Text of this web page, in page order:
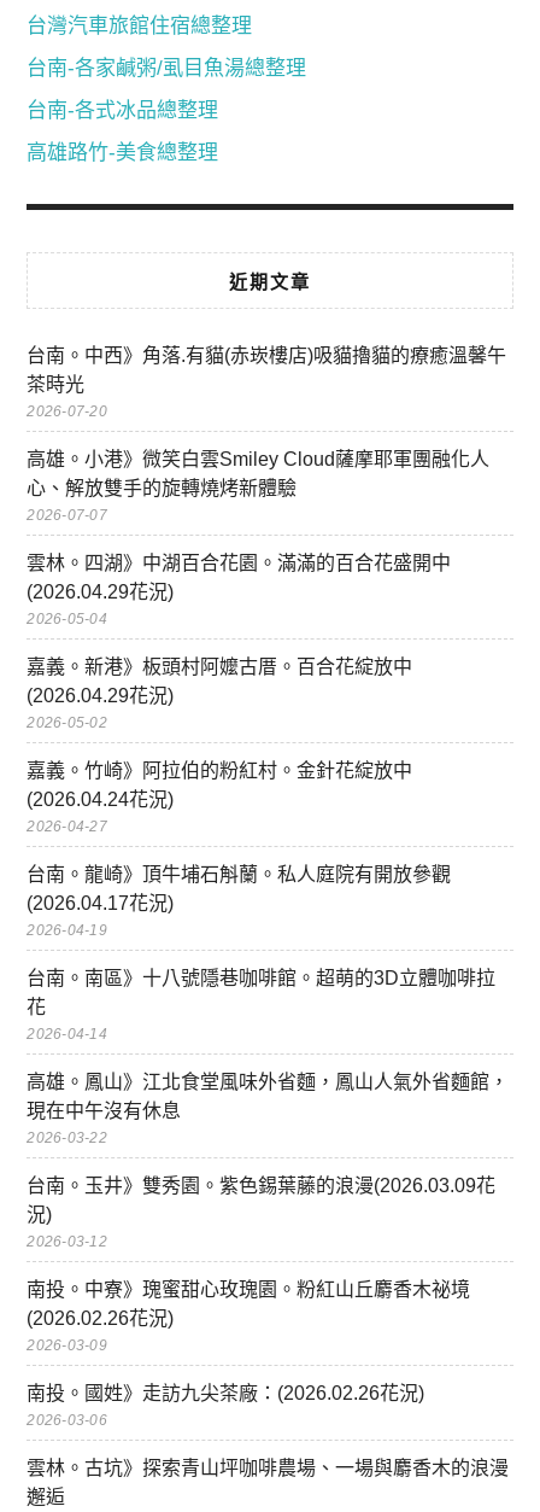
台灣汽車旅館住宿總整理
台南-各家鹹粥/虱目魚湯總整理
台南-各式冰品總整理
高雄路竹-美食總整理
近期文章
台南。中西》角落.有貓(赤崁樓店)吸貓擼貓的療癒溫馨午
茶時光
2026-07-20
高雄。小港》微笑白雲Smiley Cloud薩摩耶軍團融化人
心、解放雙手的旋轉燒烤新體驗
2026-07-07
雲林。四湖》中湖百合花園。滿滿的百合花盛開中
(2026.04.29花況)
2026-05-04
嘉義。新港》板頭村阿嬤古厝。百合花綻放中
(2026.04.29花況)
2026-05-02
嘉義。竹崎》阿拉伯的粉紅村。金針花綻放中
(2026.04.24花況)
2026-04-27
台南。龍崎》頂牛埔石斛蘭。私人庭院有開放參觀
(2026.04.17花況)
2026-04-19
台南。南區》十八號隱巷咖啡館。超萌的3D立體咖啡拉
花
2026-04-14
高雄。鳳山》江北食堂風味外省麵，鳳山人氣外省麵館，
現在中午沒有休息
2026-03-22
台南。玉井》雙秀園。紫色錫葉藤的浪漫(2026.03.09花
況)
2026-03-12
南投。中寮》瑰蜜甜心玫瑰園。粉紅山丘麝香木祕境
(2026.02.26花況)
2026-03-09
南投。國姓》走訪九尖茶廠：(2026.02.26花況)
2026-03-06
雲林。古坑》探索青山坪咖啡農場、一場與麝香木的浪漫
邂逅